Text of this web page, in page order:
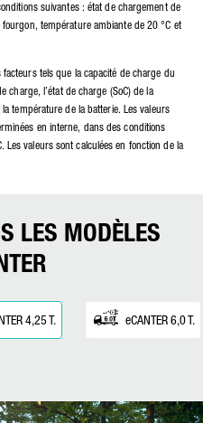
suivantes : état de chargement de
température ambiante de 20 °C et
tels que la capacité de charge du
charge, l’état de charge (SoC) de la
température de la batterie. Les valeurs
en interne, dans des conditions
valeurs sont calculées en fonction de la
LES MODÈLES
4,25 T. eCANTER 6,0 T.